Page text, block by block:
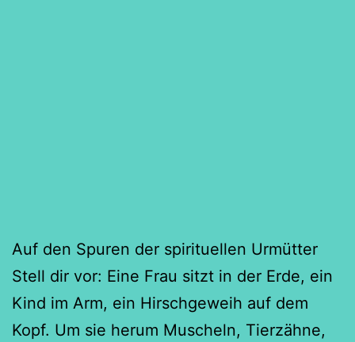
Auf den Spuren der spirituellen Urmütter
Stell dir vor: Eine Frau sitzt in der Erde, ein
Kind im Arm, ein Hirschgeweih auf dem
Kopf. Um sie herum Muscheln, Tierzähne,